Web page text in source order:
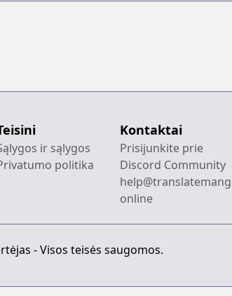
ir sąlygos
politika
Kontaktai
Prisijunkite prie
Discord Community
online
- Visos teisės saugomos.